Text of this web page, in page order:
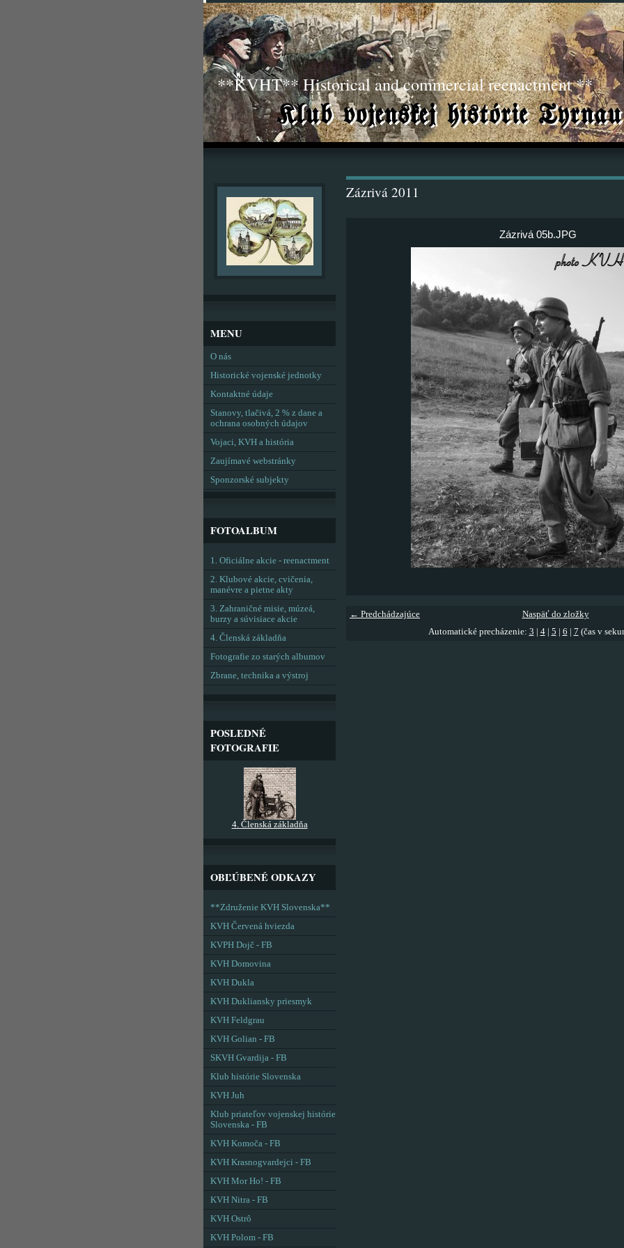
**KVHT** Historical and commercial reenactment **
Zázrivá 2011
Zázrivá 05b.JPG
← Predchádzajúce
Naspäť do zložky
Automatické precházenie: 3 4| 5 6 7 (čas v
MENU
O nás
Historické vojenské jednotky
Kontaktné údaje
Stanovy, tlačivá, 2 % z dane a
ochrana osobných údajov
Vojaci, KVH a história
Zaujímavé webstránky
Sponzorské subjekty
FOTOALBUM
1. Oficiálne akcie - reenactment
2. Klubové akcie, cvičenia,
manévre a pietne akty
3. Zahraničné misie, múzeá,
burzy a súvisiace akcie
4. Členská základňa
Fotografie zo starých albumov
Zbrane, technika a výstroj
POSLEDNÉ
FOTOGRAFIE
4. Členská základňa
OBĽÚBENÉ ODKAZY
**Združenie KVH Slovenska**
KVH Červená hviezda
KVPH Dojč - FB
KVH Domovina
KVH Dukla
KVH Dukliansky priesmyk
KVH Feldgrau
KVH Golian - FB
SKVH Gvardija - FB
Klub histórie Slovenska
KVH Juh
Klub priateľov vojenskej histórie
Slovenska - FB
KVH Komoča - FB
KVH Krasnogvardejci - FB
KVH Mor Ho! - FB
KVH Nitra - FB
KVH Ostrô
KVH Polom - FB